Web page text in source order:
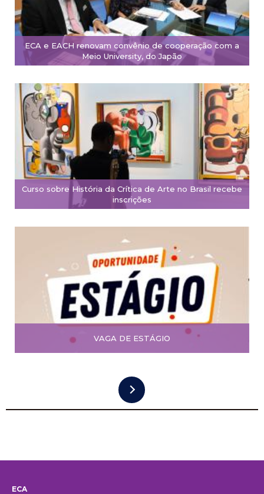
ECA e EACH renovam convênio de cooperação com a
Meio University, do Japão
Curso sobre História da Crítica de Arte no Brasil recebe
inscrições
VAGA DE ESTÁGIO
ECA